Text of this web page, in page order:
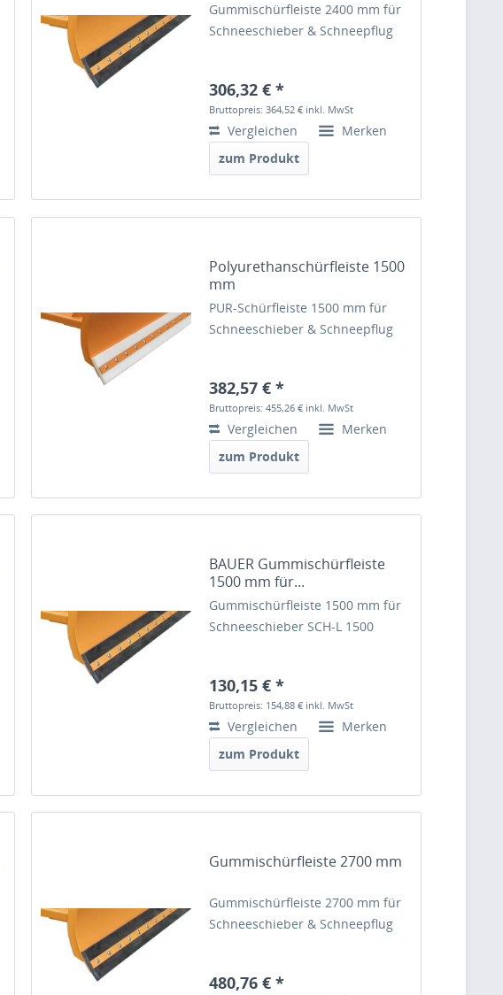
Gummischürfleiste 2400 mm für
Schneeschieber & Schneepflug
306,32 € *
Bruttopreis: 364,52 € inkl. MwSt
Vergleichen
Merken
zum Produkt
Polyurethanschürfleiste 1500
mm
PUR-Schürfleiste 1500 mm für
Schneeschieber & Schneepflug
382,57 € *
Bruttopreis: 455,26 € inkl. MwSt
Vergleichen
Merken
zum Produkt
BAUER Gummischürfleiste
1500 mm für...
Gummischürfleiste 1500 mm für
Schneeschieber SCH-L 1500
130,15 € *
Bruttopreis: 154,88 € inkl. MwSt
Vergleichen
Merken
zum Produkt
Gummischürfleiste 2700 mm
Gummischürfleiste 2700 mm für
Schneeschieber & Schneepflug
480,76 € *